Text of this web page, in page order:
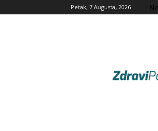
Petak, 7 Augusta, 2026